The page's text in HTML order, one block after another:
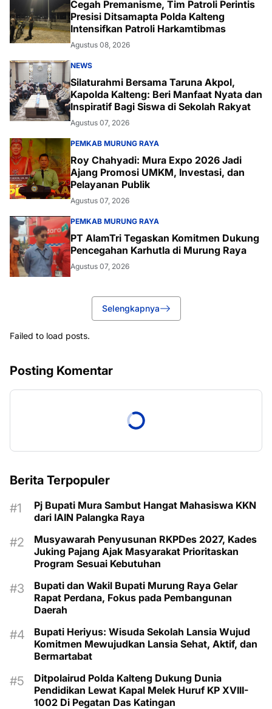
Cegah Premanisme, Tim Patroli Perintis
Presisi Ditsamapta Polda Kalteng
Intensifkan Patroli Harkamtibmas
Agustus 08, 2026
NEWS
Silaturahmi Bersama Taruna Akpol,
Kapolda Kalteng: Beri Manfaat Nyata dan
Inspiratif Bagi Siswa di Sekolah Rakyat
Agustus 07, 2026
PEMKAB MURUNG RAYA
Roy Chahyadi: Mura Expo 2026 Jadi
Ajang Promosi UMKM, Investasi, dan
Pelayanan Publik
Agustus 07, 2026
PEMKAB MURUNG RAYA
PT AlamTri Tegaskan Komitmen Dukung
Pencegahan Karhutla di Murung Raya
Agustus 07, 2026
Selengkapnya
Failed to load posts.
Posting Komentar
Berita Terpopuler
Pj Bupati Mura Sambut Hangat Mahasiswa KKN
dari IAIN Palangka Raya
Musyawarah Penyusunan RKPDes 2027, Kades
Juking Pajang Ajak Masyarakat Prioritaskan
Program Sesuai Kebutuhan
Bupati dan Wakil Bupati Murung Raya Gelar
Rapat Perdana, Fokus pada Pembangunan
Daerah
Bupati Heriyus: Wisuda Sekolah Lansia Wujud
Komitmen Mewujudkan Lansia Sehat, Aktif, dan
Bermartabat
Ditpolairud Polda Kalteng Dukung Dunia
Pendidikan Lewat Kapal Melek Huruf KP XVIII-
1002 Di Pegatan Das Katingan